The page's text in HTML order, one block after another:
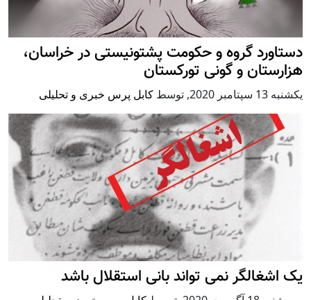
دستاورد گروه و حکومت پشتونیستی در خراسان،
هزارستان و گونی تورکستان
يكشنبه 13 سپتامبر 2020 , توسط کابل پرس خبری و تحلیلی
یک اشغالگر نمی تواند بانی استقلال باشد